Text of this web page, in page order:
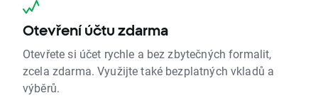
Otevření účtu zdarma
Otevřete si účet rychle a bez zbytečných formalit,
zcela zdarma. Využijte také bezplatných vkladů a
výběrů.